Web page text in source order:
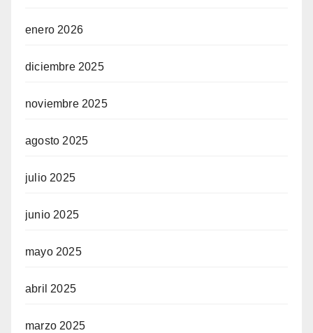
enero 2026
diciembre 2025
noviembre 2025
agosto 2025
julio 2025
junio 2025
mayo 2025
abril 2025
marzo 2025